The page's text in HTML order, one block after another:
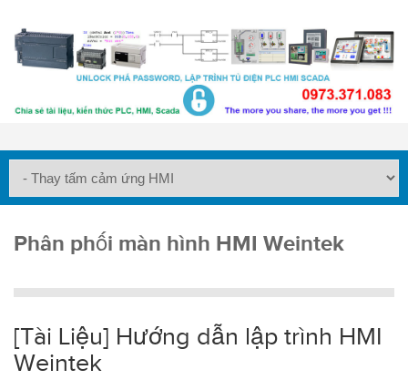
Phân phối màn hình HMI Weintek
[Tài Liệu] Hướng dẫn lập trình HMI
Weintek